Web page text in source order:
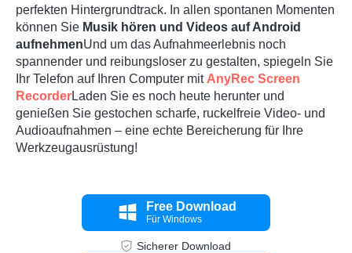
perfekten Hintergrundtrack. In allen spontanen Momenten
können Sie Musik hören und Videos auf Android
aufnehmenUnd um das Aufnahmeerlebnis noch
spannender und reibungsloser zu gestalten, spiegeln Sie
Ihr Telefon auf Ihren Computer mit AnyRec Screen
RecorderLaden Sie es noch heute herunter und
genießen Sie gestochen scharfe, ruckelfreie Video- und
Audioaufnahmen – eine echte Bereicherung für Ihre
Werkzeugausrüstung!
Free Download
Für Windows
Sicherer Download